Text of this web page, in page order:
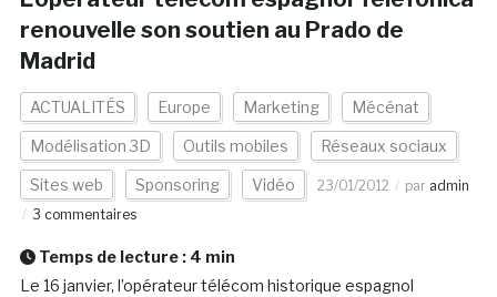
renouvelle son soutien au Prado de
Madrid
ACTUALITÉS Europe Marketing Mécénat
Modélisation 3D Outils mobiles Réseaux sociaux
Sites web Sponsoring Vidéo 23/01/2012 par admin
3 commentaires
Temps de lecture : 4 min
Le 16 janvier, l’opérateur télécom historique espagnol